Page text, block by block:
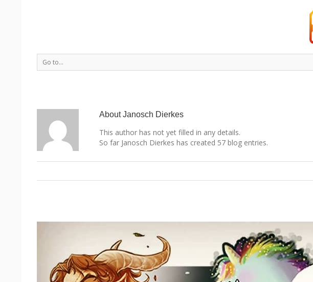
Go to...
AboutJanosch Dierkes
This author has not yet filled in any details.
So far Janosch Dierkes has created 57 blog entries.